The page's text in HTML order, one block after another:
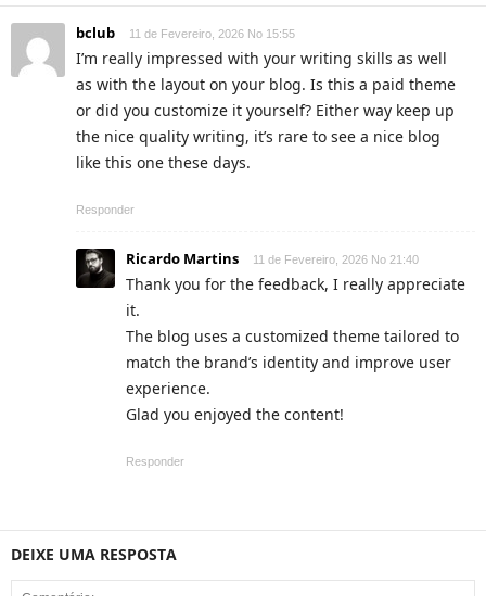
bclub 11 de Fevereiro, 2026 No 15:55
I’m really impressed with your writing skills as well
as with the layout on your blog. Is this a paid theme
or did you customize it yourself? Either way keep up
the nice quality writing, it’s rare to see a nice blog
like this one these days.
Responder
Ricardo Martins 11 de Fevereiro, 2026 No 21:40
Thank you for the feedback, I really appreciate
it.
The blog uses a customized theme tailored to
match the brand’s identity and improve user
experience.
Glad you enjoyed the content!
Responder
DEIXE UMA RESPOSTA